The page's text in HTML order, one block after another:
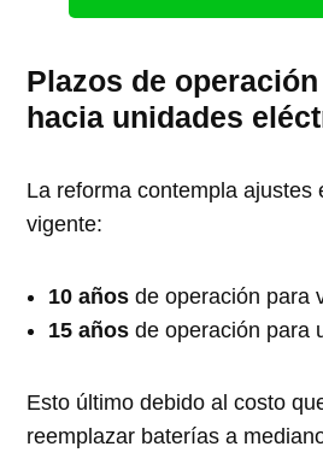
Plazos de
hacia unidades
La reforma contempla ajustes
vigente:
10 años de operación para
15 años de operación para
Esto último debido al costo
reemplazar baterías a